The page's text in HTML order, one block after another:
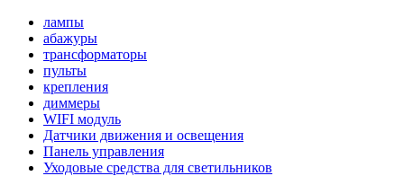
лампы
абажуры
трансформаторы
пульты
крепления
диммеры
WIFI модуль
Датчики движения и освещения
Панель управления
Уходовые средства для светильников